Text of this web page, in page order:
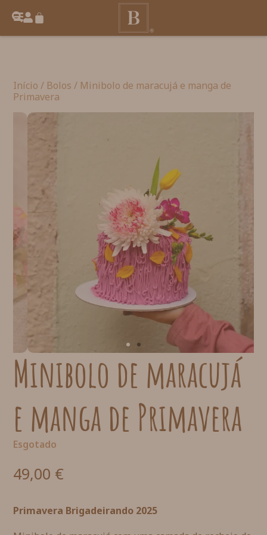
Início / Bolos / Minibolo de maracujá e manga de
Primavera
Minibolo de maracujá
e manga de Primavera
49,00 €
Primavera Brigadeirando 2025
Esgotado